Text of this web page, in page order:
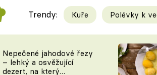
Videorecepty
TEĎ VAŘÍ ŠÉF!
Trendy: Kuře Polévky k
Nepečené jahodové řezy
– lehký a osvěžující
dezert, na který